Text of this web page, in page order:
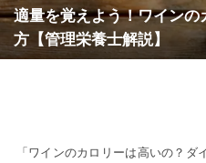
適量を覚えよう！ワイン
方【管理栄養士解説】
「ワインのカロリーは高いの？